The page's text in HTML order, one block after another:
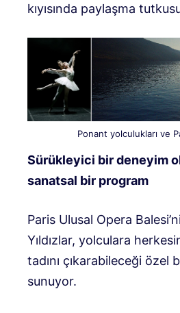
kıyısında paylaşma
Ponant yolculukları ve
Sürükleyici bir deneyim
sanatsal bir program
Paris Ulusal Opera
Yıldızlar, yolculara
tadını çıkarabileceği özel
sunuyor.